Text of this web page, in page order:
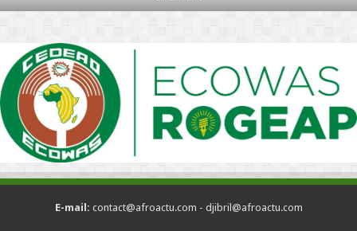
E-mail: contact@afroactu.com - djibril@afroactu.com